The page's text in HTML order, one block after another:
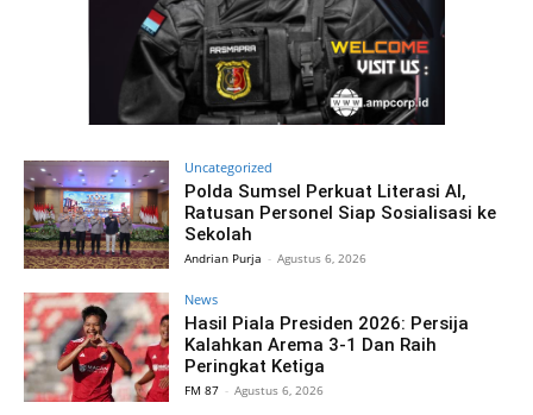
Uncategorized
Polda Sumsel Perkuat Literasi AI,
Ratusan Personel Siap Sosialisasi ke
Sekolah
Andrian Purja - Agustus 6, 2026
News
Hasil Piala Presiden 2026: Persija
Kalahkan Arema 3-1 Dan Raih
Peringkat Ketiga
FM 87 - Agustus 6, 2026